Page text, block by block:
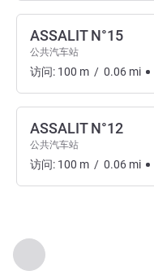
上一个 - 出入和交通
第 页，共
ASSALIT N°15
公共汽车站
访问: 100 m / 0.06 mi
ASSALIT N°12
公共汽车站
访问: 100 m / 0.06 mi